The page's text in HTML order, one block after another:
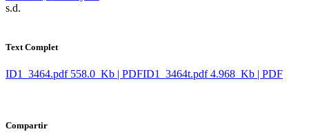
​ s.d.
Text Complet
ID1_3464.pdf 558.0 Kb | PDFID1_3464t.pdf 4.968 Kb | PDF
Compartir